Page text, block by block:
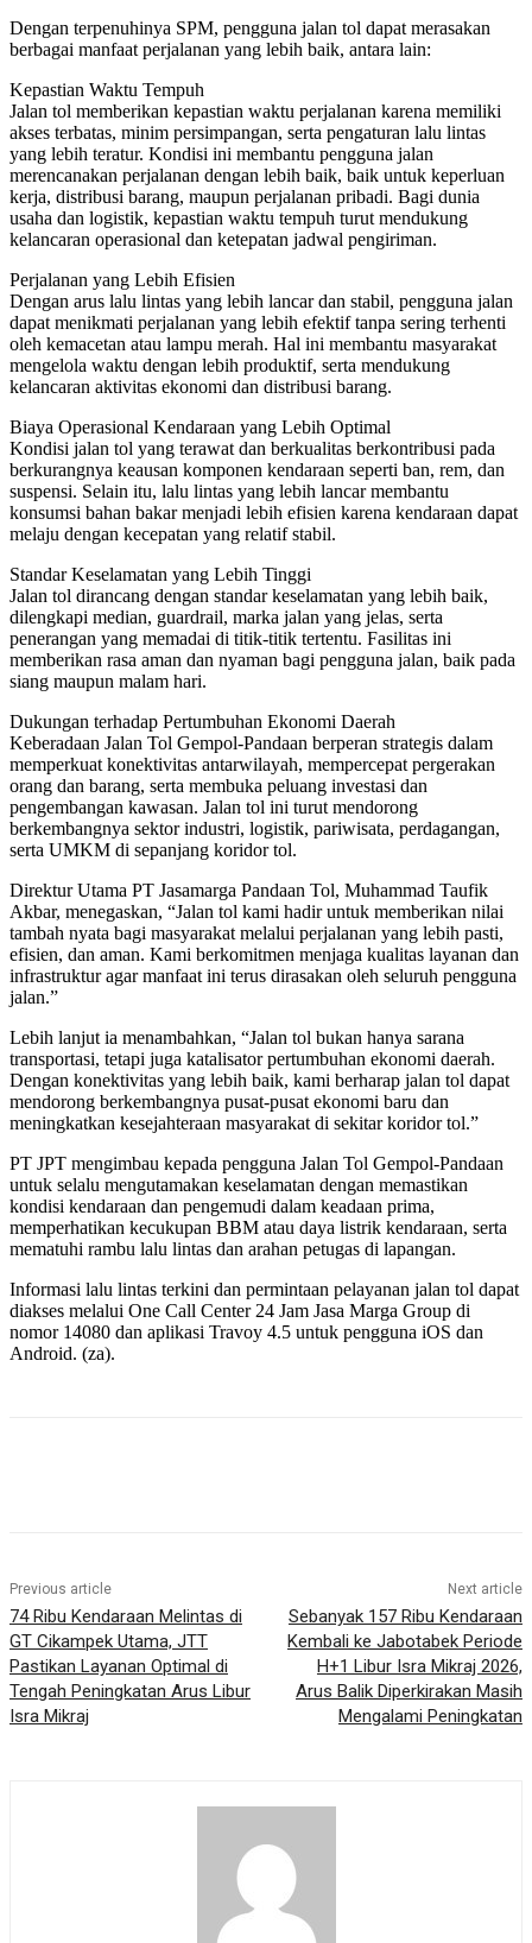
Dengan terpenuhinya SPM, pengguna jalan tol dapat merasakan
berbagai manfaat perjalanan yang lebih baik, antara lain:
Kepastian Waktu Tempuh
Jalan tol memberikan kepastian waktu perjalanan karena memiliki
akses terbatas, minim persimpangan, serta pengaturan lalu lintas
yang lebih teratur. Kondisi ini membantu pengguna jalan
merencanakan perjalanan dengan lebih baik, baik untuk keperluan
kerja, distribusi barang, maupun perjalanan pribadi. Bagi dunia
usaha dan logistik, kepastian waktu tempuh turut mendukung
kelancaran operasional dan ketepatan jadwal pengiriman.
Perjalanan yang Lebih Efisien
Dengan arus lalu lintas yang lebih lancar dan stabil, pengguna jalan
dapat menikmati perjalanan yang lebih efektif tanpa sering terhenti
oleh kemacetan atau lampu merah. Hal ini membantu masyarakat
mengelola waktu dengan lebih produktif, serta mendukung
kelancaran aktivitas ekonomi dan distribusi barang.
Biaya Operasional Kendaraan yang Lebih Optimal
Kondisi jalan tol yang terawat dan berkualitas berkontribusi pada
berkurangnya keausan komponen kendaraan seperti ban, rem, dan
suspensi. Selain itu, lalu lintas yang lebih lancar membantu
konsumsi bahan bakar menjadi lebih efisien karena kendaraan dapat
melaju dengan kecepatan yang relatif stabil.
Standar Keselamatan yang Lebih Tinggi
Jalan tol dirancang dengan standar keselamatan yang lebih baik,
dilengkapi median, guardrail, marka jalan yang jelas, serta
penerangan yang memadai di titik-titik tertentu. Fasilitas ini
memberikan rasa aman dan nyaman bagi pengguna jalan, baik pada
siang maupun malam hari.
Dukungan terhadap Pertumbuhan Ekonomi Daerah
Keberadaan Jalan Tol Gempol-Pandaan berperan strategis dalam
memperkuat konektivitas antarwilayah, mempercepat pergerakan
orang dan barang, serta membuka peluang investasi dan
pengembangan kawasan. Jalan tol ini turut mendorong
berkembangnya sektor industri, logistik, pariwisata, perdagangan,
serta UMKM di sepanjang koridor tol.
Direktur Utama PT Jasamarga Pandaan Tol, Muhammad Taufik
Akbar, menegaskan, “Jalan tol kami hadir untuk memberikan nilai
tambah nyata bagi masyarakat melalui perjalanan yang lebih pasti,
efisien, dan aman. Kami berkomitmen menjaga kualitas layanan dan
infrastruktur agar manfaat ini terus dirasakan oleh seluruh pengguna
jalan.”
Lebih lanjut ia menambahkan, “Jalan tol bukan hanya sarana
transportasi, tetapi juga katalisator pertumbuhan ekonomi daerah.
Dengan konektivitas yang lebih baik, kami berharap jalan tol dapat
mendorong berkembangnya pusat-pusat ekonomi baru dan
meningkatkan kesejahteraan masyarakat di sekitar koridor tol.”
PT JPT mengimbau kepada pengguna Jalan Tol Gempol-Pandaan
untuk selalu mengutamakan keselamatan dengan memastikan
kondisi kendaraan dan pengemudi dalam keadaan prima,
memperhatikan kecukupan BBM atau daya listrik kendaraan, serta
mematuhi rambu lalu lintas dan arahan petugas di lapangan.
Informasi lalu lintas terkini dan permintaan pelayanan jalan tol dapat
diakses melalui One Call Center 24 Jam Jasa Marga Group di
nomor 14080 dan aplikasi Travoy 4.5 untuk pengguna iOS dan
Android. (za).
Previous article
74 Ribu Kendaraan Melintas di
GT Cikampek Utama, JTT
Pastikan Layanan Optimal di
Tengah Peningkatan Arus Libur
Isra Mikraj
Next article
Sebanyak 157 Ribu Kendaraan
Kembali ke Jabotabek Periode
H+1 Libur Isra Mikraj 2026,
Arus Balik Diperkirakan Masih
Mengalami Peningkatan